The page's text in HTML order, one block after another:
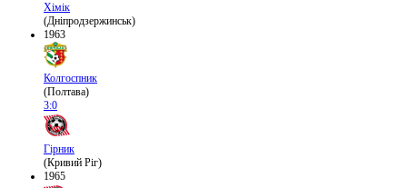
Хімік
(Дніпродзержинськ)
1963
Колгоспник
(Полтава)
3:0
Гірник
(Кривий Ріг)
1965